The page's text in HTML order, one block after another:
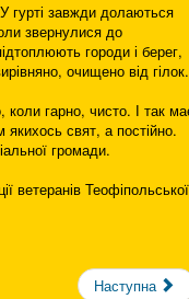
гурті завжди долаються
звернулися до
городи і берег,
очищено від гілок.
гарно, чисто. І так
свят, а постійно.
громади.
ветеранів Теофіпольської
Наступна